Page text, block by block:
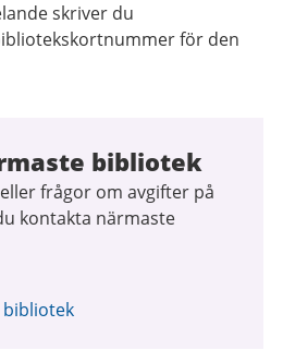
skriver du
för den
bibliotek
frågor om avgifter på
kontakta närmaste